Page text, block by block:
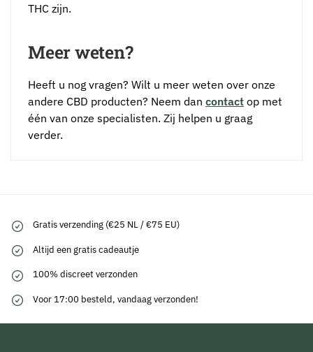
THC zijn.
Meer weten?
Heeft u nog vragen? Wilt u meer weten over onze
andere CBD producten? Neem dan contact op met
één van onze specialisten. Zij helpen u graag
verder.
Gratis verzending (€25 NL / €75 EU)
Altijd een gratis cadeautje
100% discreet verzonden
Voor 17:00 besteld, vandaag verzonden!